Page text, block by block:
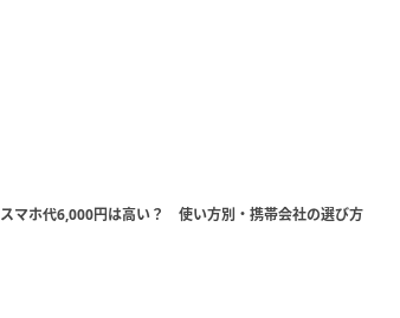
スマホ代6,000円は高い？ 使い方別・携帯会社の選び方